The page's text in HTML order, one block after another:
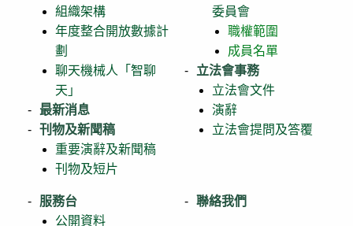
組織架構
年度整合開放數據計
劃
聊天機械人「智聊
天」
最新消息
刊物及新聞稿
重要演辭及新聞稿
刊物及短片
委員會
職權範圍
成員名單
立法會事務
立法會文件
演辭
立法會提問及答覆
服務台
公開資料
聯絡我們